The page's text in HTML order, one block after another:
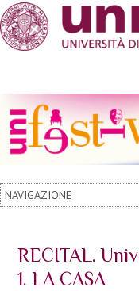
RECITAL.
1. LA CASA